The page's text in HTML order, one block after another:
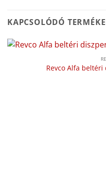
KAPCSOLÓDÓ
Revco Alfa